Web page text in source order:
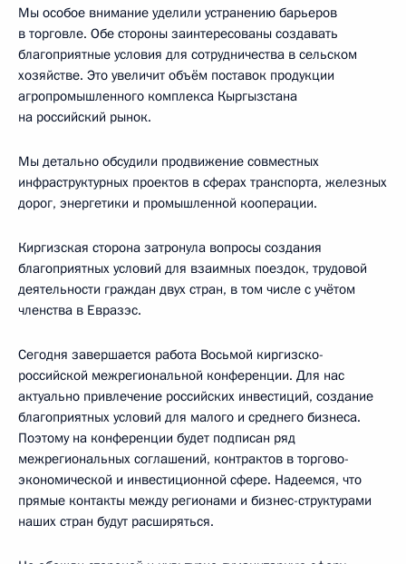
Мы особое внимание уделили устранению барьеров
в торговле. Обе стороны заинтересованы создавать
благоприятные условия для сотрудничества в сельском
хозяйстве. Это увеличит объём поставок продукции
агропромышленного комплекса Кыргызстана
на российский рынок.
Мы детально обсудили продвижение совместных
инфраструктурных проектов в сферах транспорта, железных
дорог, энергетики и промышленной кооперации.
Киргизская сторона затронула вопросы создания
благоприятных условий для взаимных поездок, трудовой
деятельности граждан двух стран, в том числе с учётом
членства в Евразэс.
Сегодня завершается работа Восьмой киргизско-
российской межрегиональной конференции. Для нас
актуально привлечение российских инвестиций, создание
благоприятных условий для малого и среднего бизнеса.
Поэтому на конференции будет подписан ряд
межрегиональных соглашений, контрактов в торгово-
экономической и инвестиционной сфере. Надеемся, что
прямые контакты между регионами и бизнес-структурами
наших стран будут расширяться.